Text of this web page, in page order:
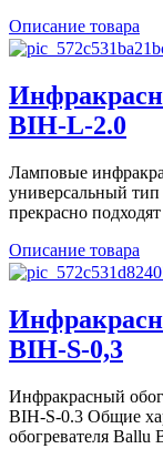
Описание товара
BIH-L-2.0
Ламповые
универсальный
прекрасно
Описание товара
BIH-S-0,3
Инфракрасный
BIH-S-0.3 Общие
обогревателя